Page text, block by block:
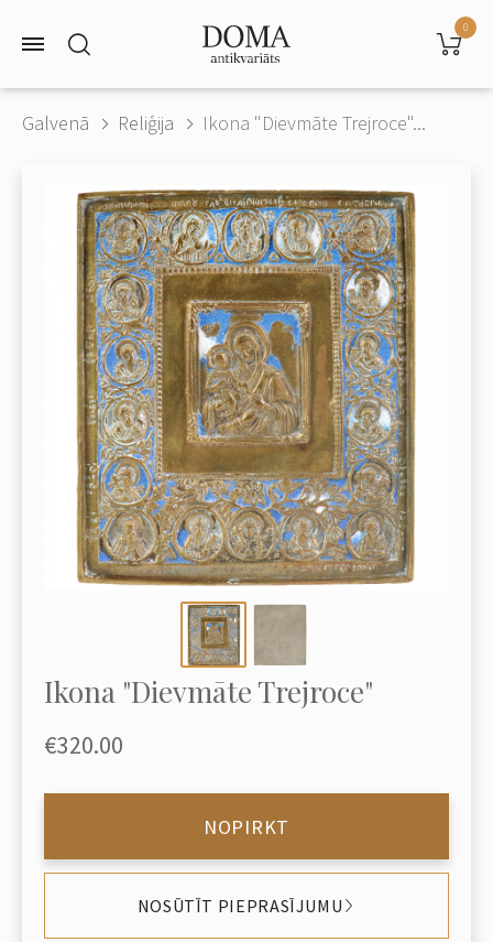
0
Galvenā Reliģija Ikona "Dievmāte Trejroce"...
Ikona "Dievmāte Trejroce"
€320.00
NOPIRKT
NOSŪTĪT PIEPRASĪJUMU